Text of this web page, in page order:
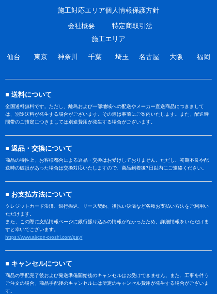
施工対応エリア
会社概要
個人情報保護方針
特定商取引法
施工エリア
仙台 東京 神奈川 千葉 埼玉 名古屋 大阪 福岡
送料について
全国送料無料です。ただし、離島および一部地域への配送やメーカー直送商品につきまして
は、別途送料が発生する場合がございます。その際は事前にご案内いたします。また、配送時
間帯のご指定につきましては別途費用が発生する場合がございます。
返品・交換について
商品の特性上、お客様都合による返品・交換はお受けしておりません。ただし、初期不良や配
送時の破損があった場合は交換対応いたしますので、商品到着後7日以内にご連絡ください。
お支払方法について
クレジットカード決済、銀行振込、リース契約、後払い決済など各種お支払い方法をご利用い
ただけます。
また、この際に支払情報ページに銀行振り込みの情報がなかったため、詳細情報をいただけま
すと幸いでございます。
https://www.aircon-oroshi.com/pay/
キャンセルについて
商品の手配完了後および発送準備開始後のキャンセルはお受けできません。また、工事を伴う
ご注文の場合、商品手配後のキャンセルには所定のキャンセル費用が発生する場合がございま
す。